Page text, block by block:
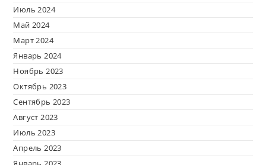
Июль 2024
Май 2024
Март 2024
Январь 2024
Ноябрь 2023
Октябрь 2023
Сентябрь 2023
Август 2023
Июль 2023
Апрель 2023